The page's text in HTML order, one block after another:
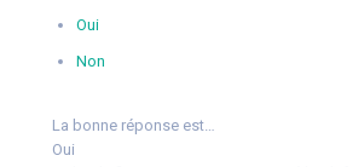
Oui
Non
La bonne réponse est…
Oui